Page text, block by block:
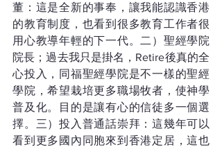
董：這是全新的事奉，讓我能認識香港
的教育制度，也看到很多教育工作者很
用心教導年輕的下一代。二）聖經學院
院長；過去我只是掛名，Retire後真的全
心投入，同福聖經學院是不一樣的聖經
學院，希望栽培更多職場牧者，使神學
普及化。目的是讓有心的信徒多一個選
擇。三）投入普通話崇拜：這幾年可以
看到更多國內同胞來到香港定居，這也